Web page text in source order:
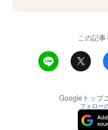
この記
Googleトップ
フォロー